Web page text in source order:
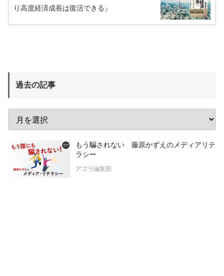
り高度経済成長は復活できる』
過去の記事
もう騙されない 藤原かずえのメディアリテ
ラシー
アゴラ編集部